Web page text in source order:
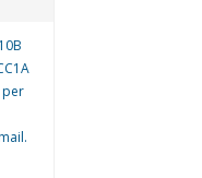
per